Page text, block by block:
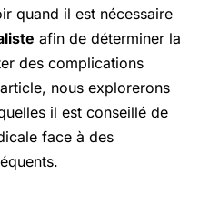
quand il est nécessaire
afin de déterminer la
des complications
nous explorerons
il est conseillé de
face à des